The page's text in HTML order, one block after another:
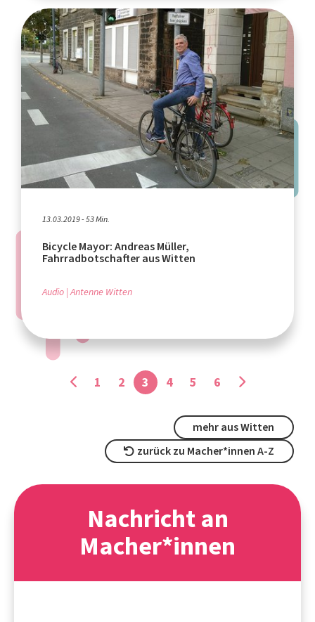
13.03.2019 - 53 Min.
Bicycle Mayor: Andreas Müller,
Fahrradbotschafter aus Witten
Audio Antenne Witten
1 2 3 4 5 6
mehr aus Witten
zurück zu Macher*innen A-Z
Nachricht an
Macher*innen